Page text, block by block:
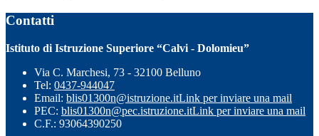
Contatti
Istituto di Istruzione Superiore “Calvi - Dolomieu”
Via C. Marchesi, 73 - 32100 Belluno
Tel: 0437-944047
Email: blis01300n@istruzione.itLink per inviare una mail
PEC: blis01300n@pec.istruzione.itLink per inviare una mail
C.F.: 93064390250